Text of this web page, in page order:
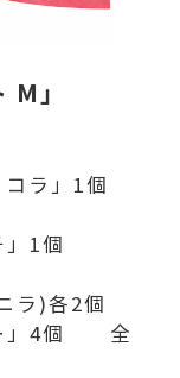
」
」1個
1個
)各2個
」4個 全